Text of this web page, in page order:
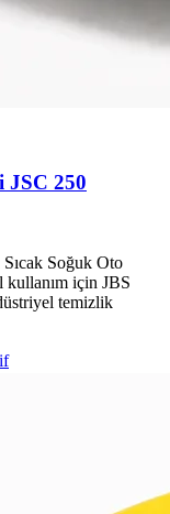
JSC 250
Soğuk Oto
kullanım için JBS
temizlik